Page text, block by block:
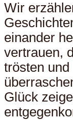
Wir
einander
vertrauen,
trösten
Glück